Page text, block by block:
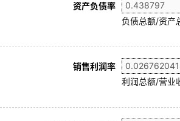
资产负债率
负债总额/资产
销售利润率
利润总额/营业